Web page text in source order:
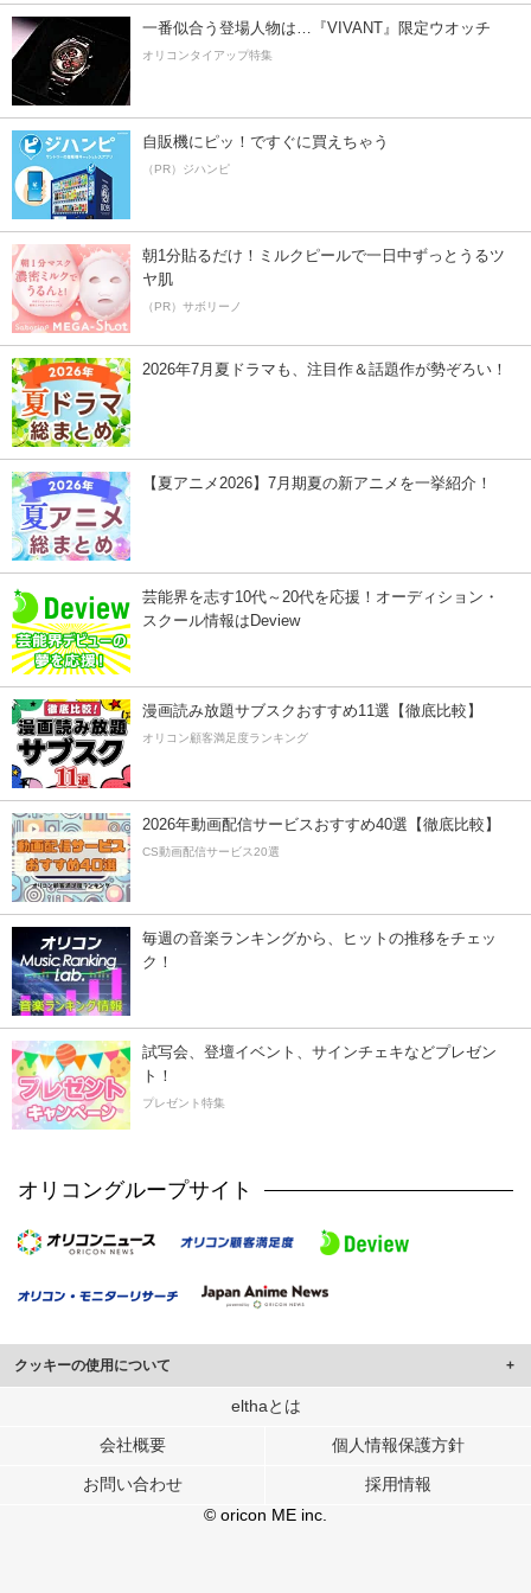
一番似合う登場人物は…『VIVANT』限定ウオッチ
オリコンタイアップ特集
自販機にピッ！ですぐに買えちゃう
（PR）ジハンピ
朝1分貼るだけ！ミルクピールで一日中ずっとうるツ
ヤ肌
（PR）サボリーノ
2026年7月夏ドラマも、注目作＆話題作が勢ぞろい！
【夏アニメ2026】7月期夏の新アニメを一挙紹介！
芸能界を志す10代～20代を応援！オーディション・
スクール情報はDeview
漫画読み放題サブスクおすすめ11選【徹底比較】
オリコン顧客満足度ランキング
2026年動画配信サービスおすすめ40選【徹底比較】
CS動画配信サービス20選
毎週の音楽ランキングから、ヒットの推移をチェッ
ク！
試写会、登壇イベント、サインチェキなどプレゼン
ト！
プレゼント特集
オリコングループサイト
クッキーの使用について
このサイトでは Cookie を使用して、ユーザーに合わせたコンテンツや広告の
行っています。
メディアや広告配信、データ解析の各パートナーに提供しています。
各パートナーは、この情報とユーザーが各パートナーに提供した他の情報や、
ユーザーが各パートナーのサービスを使用したときに収集した他の情報を組み
elthaとは
会社概要 個人情報保護方針
お問い合わせ
採用情報
© oricon ME inc.